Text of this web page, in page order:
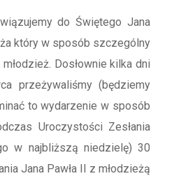
do Świętego Jana
który w sposób szczególny
Dosłownie kilka dni
przeżywaliśmy (będziemy
to wydarzenie w sposób
Uroczystości Zesłania
w najbliższą niedzielę) 30
Jana Pawła II z młodzieżą